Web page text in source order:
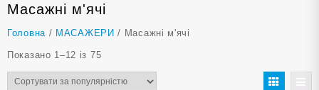
Масажні м'ячі
Головна / МАСАЖЕРИ / Масажні м'ячі
Показано 1–12 із 75Відсортовано
популярністю